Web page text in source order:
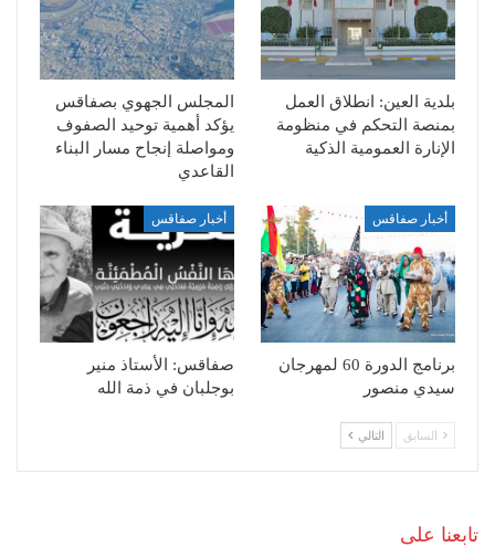
بلدية العين: انطلاق العمل
بمنصة التحكم في منظومة
الإنارة العمومية الذكية
المجلس الجهوي بصفاقس
يؤكد أهمية توحيد الصفوف
ومواصلة إنجاح مسار البناء
القاعدي
أخبار صفاقس
برنامج الدورة 60 لمهرجان
سيدي منصور
أخبار صفاقس
صفاقس: الأستاذ منير
بوجلبان في ذمة الله
السابق التالي
تابعنا على